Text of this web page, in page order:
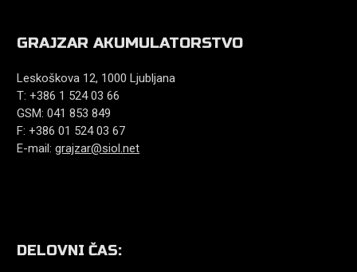
GRAJZAR AKUMULATORSTVO
Leskoškova 12, 1000 Ljubljana
T: +386 1 524 03 66
GSM: 041 853 849
F: +386 01 524 03 67
E-mail:grajzar@siol.net
DELOVNI ČAS: